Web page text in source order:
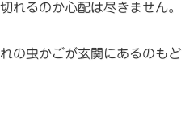
れるのか心配は尽きません。
の虫かごが玄関にあるのもど